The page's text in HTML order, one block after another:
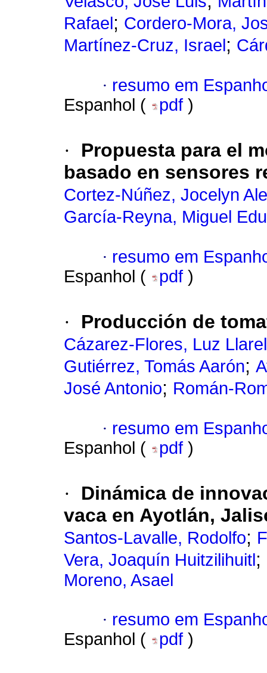
Rafael ; Cordero-Mora,
Martínez-Cruz, Israel ;
· resumo em
Espanhol (
pdf )
·
Propuesta para el
basado en sensores
Cortez-Núñez, Jocelyn
García-Reyna, Miguel
· resumo em
Espanhol (
pdf )
· Producción de
Cázarez-Flores, Luz
Gutiérrez, Tomás Aarón;
José Antonio; Román-
· resumo em
Espanhol (
pdf )
·
Dinámica de
vaca en Ayotlán,
Santos-Lavalle, Rodolfo;
Vera, Joaquín Huitzilihuitl ;
Moreno, Asael
· resumo em
Espanhol (
pdf )